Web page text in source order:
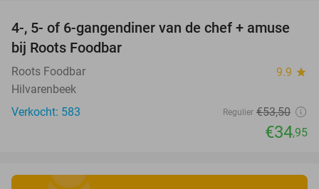
35%
4-, 5- of 6-gangendiner van de chef + amuse
bij Roots Foodbar
Roots Foodbar 9.9 star
Hilvarenbeek
Verkocht: 583
Regulier €53,50
€34,95